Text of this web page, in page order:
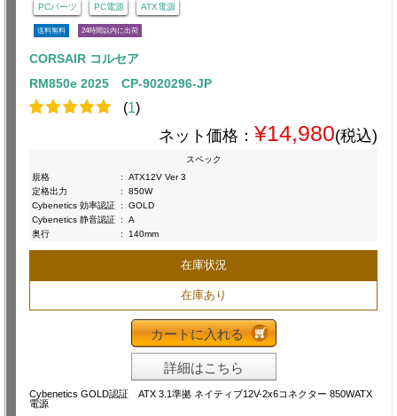
PCパーツ PC電源 ATX電源
送料無料 24時間以内に出荷
CORSAIR コルセア
RM850e 2025 CP-9020296-JP
(1)
ネット価格： ¥14,980(税込)
スペック
規格
:
ATX12V Ver 3
定格出力
:
850W
Cybenetics 効率認証 :
GOLD
Cybenetics 静音認証 :
A
奥行
: 140mm
在庫状況
在庫あり
カートに入れる
詳細はこちら
Cybenetics GOLD認証 ATX 3.1準拠 ネイティブ12V-2x6コネクター 850WATX
電源